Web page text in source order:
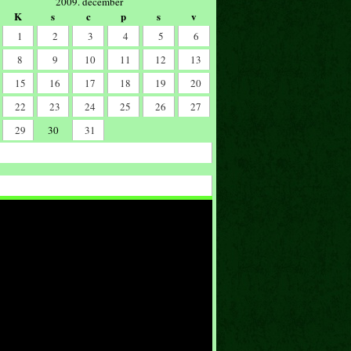
K s c p s v
1 2 3 4 5
6
8 9 10 11 12
13
15 16 17 18 19
20
22 23 24 25 26
27
29 30
31